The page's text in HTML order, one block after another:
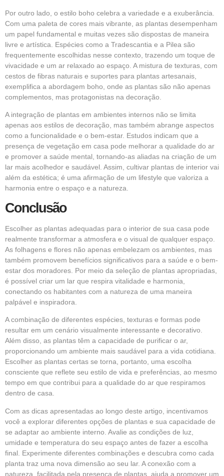
Por outro lado, o estilo boho celebra a variedade e a exuberância.
Com uma paleta de cores mais vibrante, as plantas desempenham
um papel fundamental e muitas vezes são dispostas de maneira
livre e artística. Espécies como a Tradescantia e a Pilea são
frequentemente escolhidas nesse contexto, trazendo um toque de
vivacidade e um ar relaxado ao espaço. A mistura de texturas, com
cestos de fibras naturais e suportes para plantas artesanais,
exemplifica a abordagem boho, onde as plantas são não apenas
complementos, mas protagonistas na decoração.
A integração de plantas em ambientes internos não se limita
apenas aos estilos de decoração, mas também abrange aspectos
como a funcionalidade e o bem-estar. Estudos indicam que a
presença de vegetação em casa pode melhorar a qualidade do ar
e promover a saúde mental, tornando-as aliadas na criação de um
lar mais acolhedor e saudável. Assim, cultivar plantas de interior vai
além da estética; é uma afirmação de um lifestyle que valoriza a
harmonia entre o espaço e a natureza.
Conclusão
Escolher as plantas adequadas para o interior de sua casa pode
realmente transformar a atmosfera e o visual de qualquer espaço.
As folhagens e flores não apenas embelezam os ambientes, mas
também promovem benefícios significativos para a saúde e o bem-
estar dos moradores. Por meio da seleção de plantas apropriadas,
é possível criar um lar que respira vitalidade e harmonia,
conectando os habitantes com a natureza de uma maneira
palpável e inspiradora.
A combinação de diferentes espécies, texturas e formas pode
resultar em um cenário visualmente interessante e decorativo.
Além disso, as plantas têm a capacidade de purificar o ar,
proporcionando um ambiente mais saudável para a vida cotidiana.
Escolher as plantas certas se torna, portanto, uma escolha
consciente que reflete seu estilo de vida e preferências, ao mesmo
tempo em que contribui para a qualidade do ar que respiramos
dentro de casa.
Com as dicas apresentadas ao longo deste artigo, incentivamos
você a explorar diferentes opções de plantas e sua capacidade de
se adaptar ao ambiente interno. Avalie as condições de luz,
umidade e temperatura do seu espaço antes de fazer a escolha
final. Experimente diferentes combinações e descubra como cada
planta traz uma nova dimensão ao seu lar. A conexão com a
natureza, facilitada pela presença de plantas, ajuda a promover um